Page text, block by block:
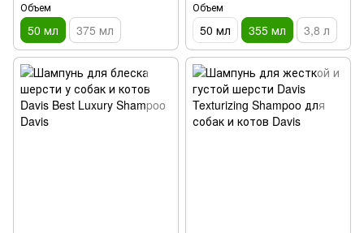
Объем
50 мл 375 мл
Объем
50 мл 355 мл 3,8 л